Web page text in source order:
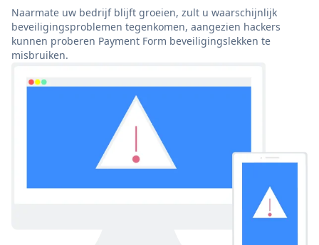
Naarmate uw bedrijf blijft groeien, zult u waarschijnlijk
beveiligingsproblemen tegenkomen, aangezien hackers
kunnen proberen Payment Form beveiligingslekken te
misbruiken.